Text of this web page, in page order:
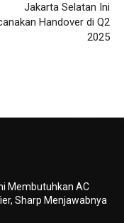
Jakarta Selatan Ini
Handover di Q2
2025
Membutuhkan AC
Sharp Menjawabnya